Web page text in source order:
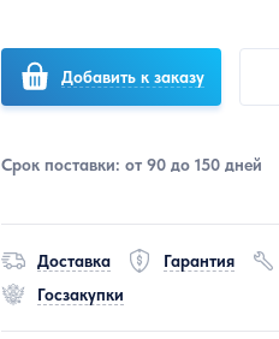
Добавить к заказу
Срок поставки: от 90 до 150 дней
Доставка Гарантия
Госзакупки